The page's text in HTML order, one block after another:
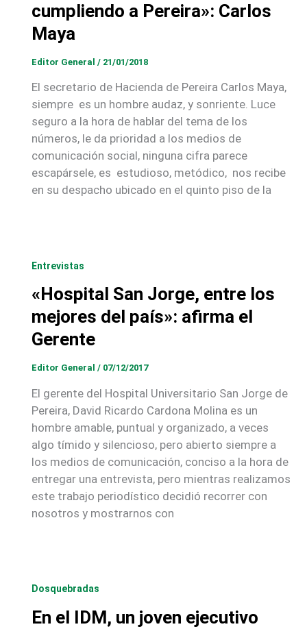
cumpliendo a Pereira»: Carlos
Maya
Editor General / 21/01/2018
El secretario de Hacienda de Pereira Carlos Maya,
siempre es un hombre audaz, y sonriente. Luce
seguro a la hora de hablar del tema de los
números, le da prioridad a los medios de
comunicación social, ninguna cifra parece
escapársele, es estudioso, metódico, nos recibe
en su despacho ubicado en el quinto piso de la
Entrevistas
«Hospital San Jorge, entre los
mejores del país»: afirma el
Gerente
Editor General / 07/12/2017
El gerente del Hospital Universitario San Jorge de
Pereira, David Ricardo Cardona Molina es un
hombre amable, puntual y organizado, a veces
algo tímido y silencioso, pero abierto siempre a
los medios de comunicación, conciso a la hora de
entregar una entrevista, pero mientras realizamos
este trabajo periodístico decidió recorrer con
nosotros y mostrarnos con
Dosquebradas
En el IDM, un joven ejecutivo